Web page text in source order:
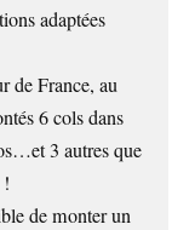
adaptées
de France, au
6 cols dans
3 autres que
!
de monter un